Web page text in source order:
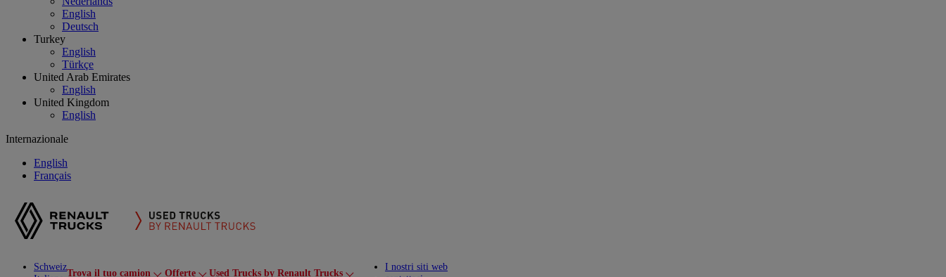
English
Deutsch
Turkey
English
Türkçe
United Arab Emirates
English
United Kingdom
English
Internazionale
English
Français
Schweiz
Trova il tuo camion Offerte Used Trucks by Renault Trucks
I nostri siti web